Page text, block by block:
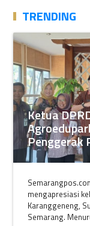
TRENDING
Ketua
Penggerak
mengapresiasi
Karanggeneng,
Semarang.